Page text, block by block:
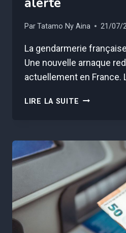
ParTatamo Ny Aina 21/07/
La gendarmerie
Une nouvelle arnaque
actuellement en France.
LIRE LA SUITE QUELLE
ARNAQUE
FAIT
DES
RAVAGES
EN
FRANCE
?